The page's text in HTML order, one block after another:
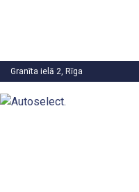
Granīta ielā 2, Rīga